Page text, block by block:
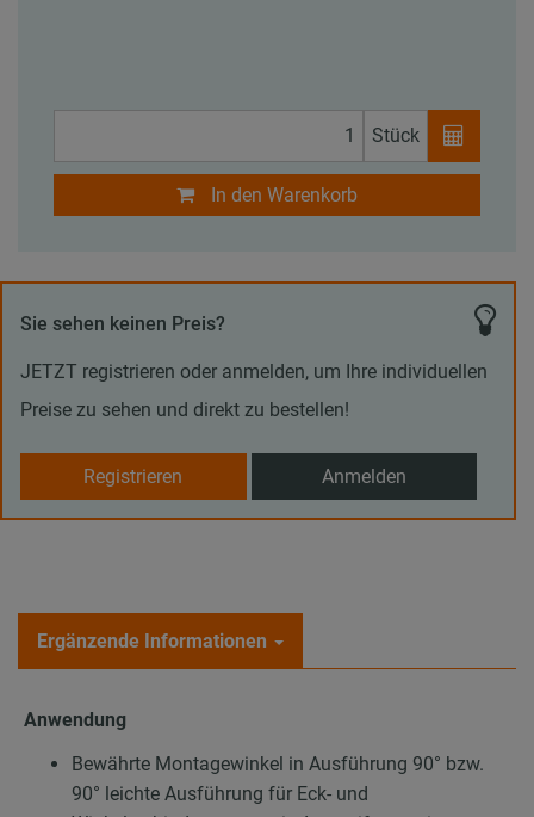
Stück
In den Warenkorb
Sie sehen keinen Preis?
JETZT registrieren oder anmelden, um Ihre individuellen
Preise zu sehen und direkt zu bestellen!
Registrieren Anmelden
Ergänzende Informationen
Anwendung
Bewährte Montagewinkel in Ausführung 90° bzw.
90° leichte Ausführung für Eck- und